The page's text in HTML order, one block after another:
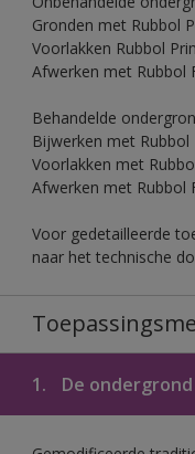
Gronden met Rubbol
Voorlakken Rubbol
Afwerken met Rubbol
Behandelde
Bijwerken met Rubbol
Voorlakken met
Afwerken met Rubbol
Voor gedetailleerde
naar het technische
1. De ondergrond